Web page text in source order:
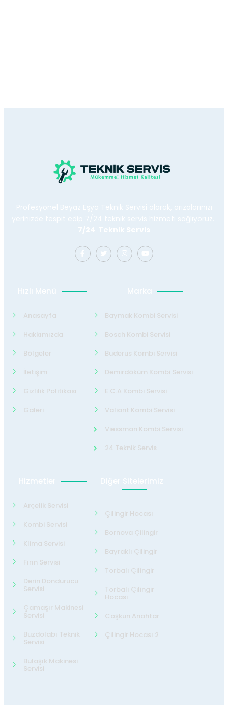
Profesyonel Beyaz Eşya Teknik Servisi olarak, arızalarınızı
yerinizde tespit edip 7/24 teknik servis hizmeti sağlıyoruz.
7/24 Teknik Servis
Hızlı Menü
Anasayfa
Hakkımızda
Bölgeler
İletişim
Gizlilik Politikası
Galeri
Marka
Baymak Kombi Servisi
Bosch Kombi Servisi
Buderus Kombi Servisi
Demirdöküm Kombi Servisi
E.C.A Kombi Servisi
Valiant Kombi Servisi
Viessman Kombi Servisi
24 Teknik Servis
Hizmetler
Arçelik Servisi
Kombi Servisi
Klima Servisi
Fırın Servisi
Derin Dondurucu
Servisi
Çamaşır Makinesi
Servisi
Buzdolabı Teknik
Servisi
Bulaşık Makinesi
Servisi
Diğer Sitelerimiz
Çilingir Hocası
Bornova Çilingir
Bayraklı Çilingir
Torbalı Çilingir
Torbalı Çilingir
Hocası
Coşkun Anahtar
Çilingir Hocası 2